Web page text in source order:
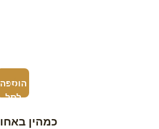
הוספה
לסל
כמהין באחו